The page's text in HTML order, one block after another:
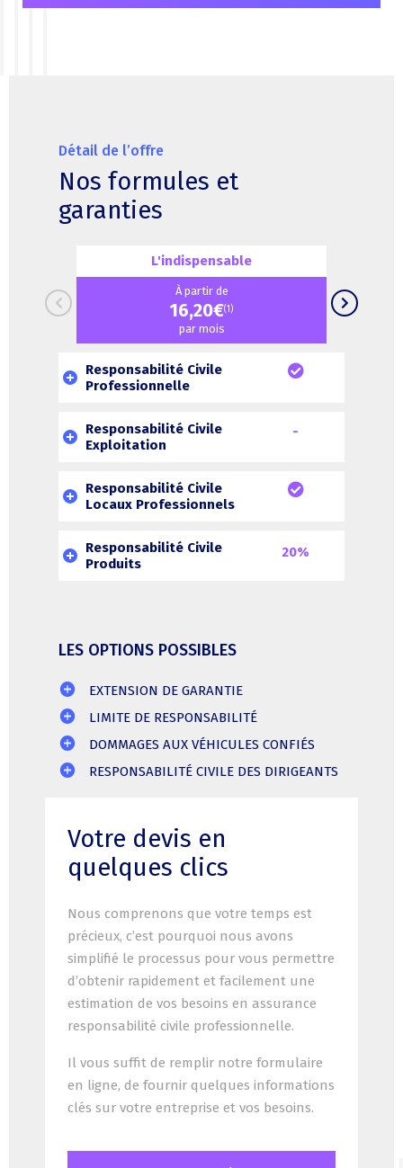
Détail de l’offre
Nos formules et
garanties
L'indispensable
À partir de
16,20€(1)
par mois
Responsabilité Civile
Professionnelle
Responsabilité Civile
Exploitation
-
Responsabilité Civile
Locaux Professionnels
Responsabilité Civile
Produits
20%
LES OPTIONS POSSIBLES
EXTENSION DE GARANTIE
LIMITE DE RESPONSABILITÉ
DOMMAGES AUX VÉHICULES CONFIÉS
RESPONSABILITÉ CIVILE DES DIRIGEANTS
Votre devis en
quelques clics
Nous comprenons que votre temps est
précieux, c’est pourquoi nous avons
simplifié le processus pour vous permettre
d’obtenir rapidement et facilement une
estimation de vos besoins en assurance
responsabilité civile professionnelle.
Il vous suffit de remplir notre formulaire
en ligne, de fournir quelques informations
clés sur votre entreprise et vos besoins.